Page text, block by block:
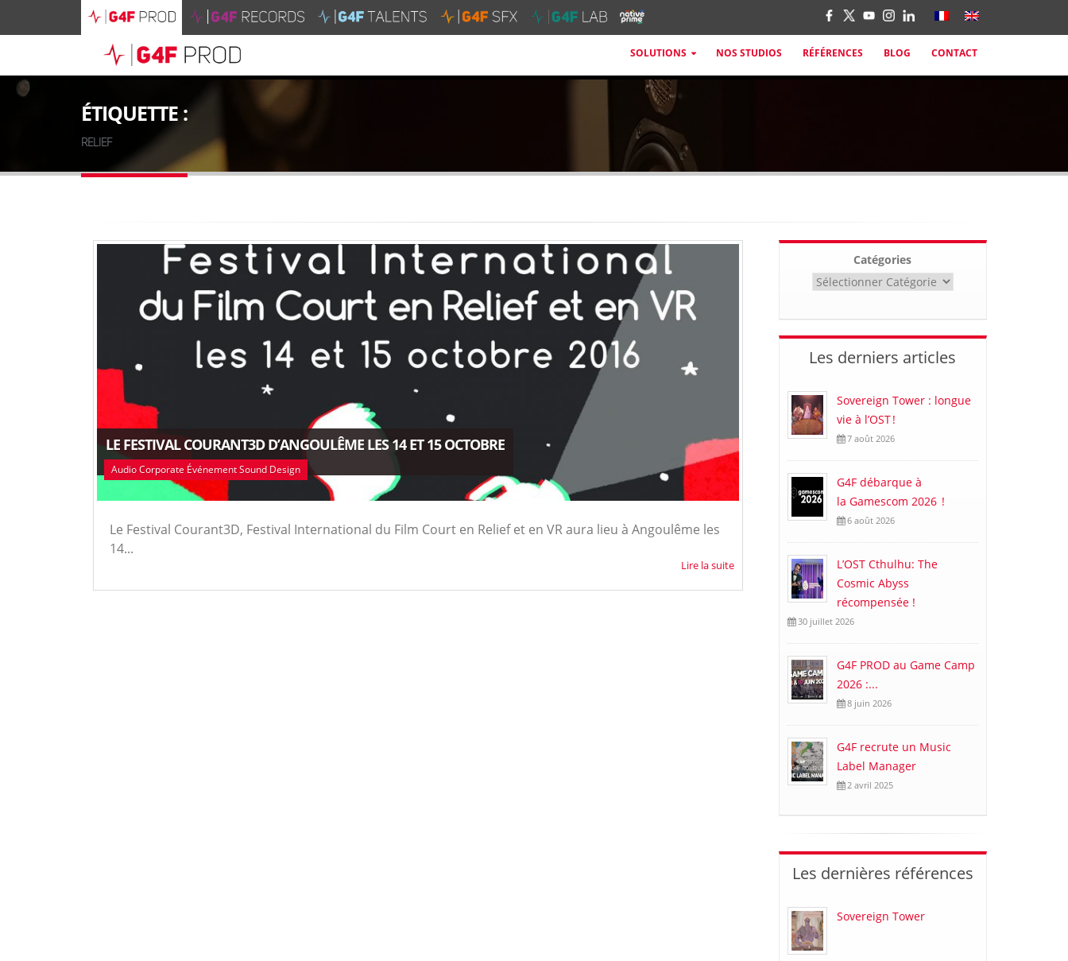
SOLUTIONS NOS STUDIOS RÉFÉRENCES BLOG CONTACT
ÉTIQUETTE :
RELIEF
LE FESTIVAL COURANT3D D’ANGOULÊME LES 14 ET 15 OCTOBRE
Audio Corporate Événement Sound Design
Le Festival Courant3D, Festival International du Film Court en Relief et en VR aura lieu à Angoulême les
14...
Lire la suite
Catégories
Les derniers articles
Sovereign Tower : longue
vie à l’OST !
7 août 2026
G4F débarque à
la Gamescom 2026 !
6 août 2026
L’OST Cthulhu: The
Cosmic Abyss
récompensée !
30 juillet 2026
G4F PROD au Game Camp
2026 :...
8 juin 2026
G4F recrute un Music
Label Manager
2 avril 2025
Les dernières références
Sovereign Tower